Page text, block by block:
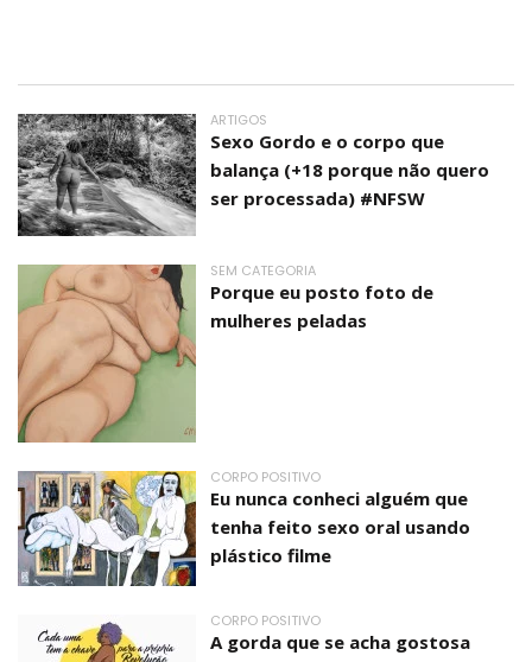
ARTIGOS
Sexo Gordo e o corpo que
balança (+18 porque não quero
ser processada) #NFSW
SEM CATEGORIA
Porque eu posto foto de
mulheres peladas
CORPO POSITIVO
Eu nunca conheci alguém que
tenha feito sexo oral usando
plástico filme
CORPO POSITIVO
A gorda que se acha gostosa